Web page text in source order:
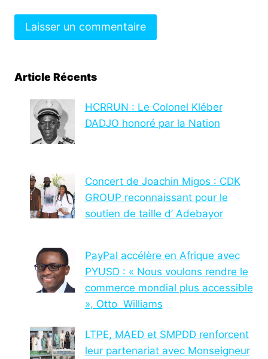
Article Récents
HCRRUN : Le Colonel Kléber
DADJO honoré par la Nation
Concert de Joachin Migos : CDK
GROUP reconnaissant pour le
soutien de taille d’ Adebayor
PayPal accélère en Afrique avec
PYUSD : « Nous voulons rendre le
commerce mondial plus accessible
», Otto Williams
LTPE, MAED et SMPDD renforcent
leur partenariat avec Monseigneur